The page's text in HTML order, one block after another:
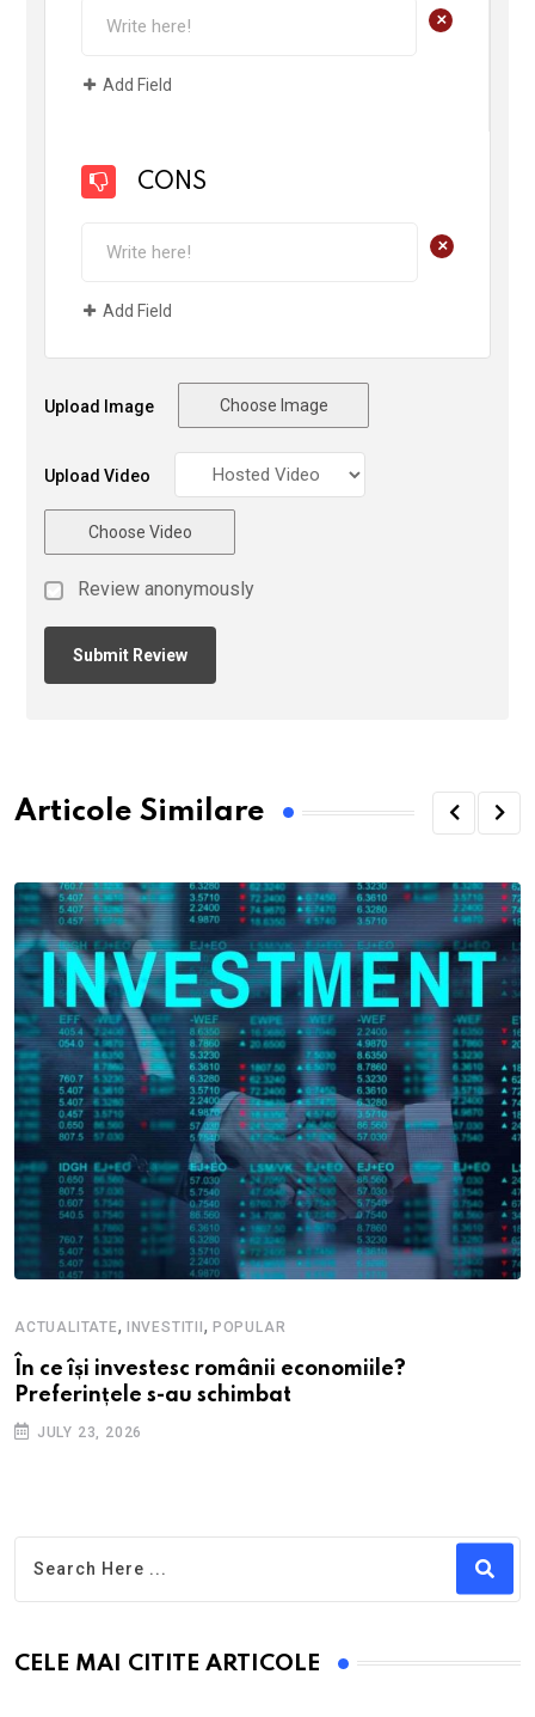
+
Add Field
CONS
+
Add Field
Upload Image Choose Image
Upload Video
Choose Video
Review anonymously
Articole Similare
ACTUALITATE, INVESTITII, POPULAR
În ce își investesc românii economiile?
Preferințele s-au schimbat
JULY 23, 2026
CELE MAI CITITE ARTICOLE